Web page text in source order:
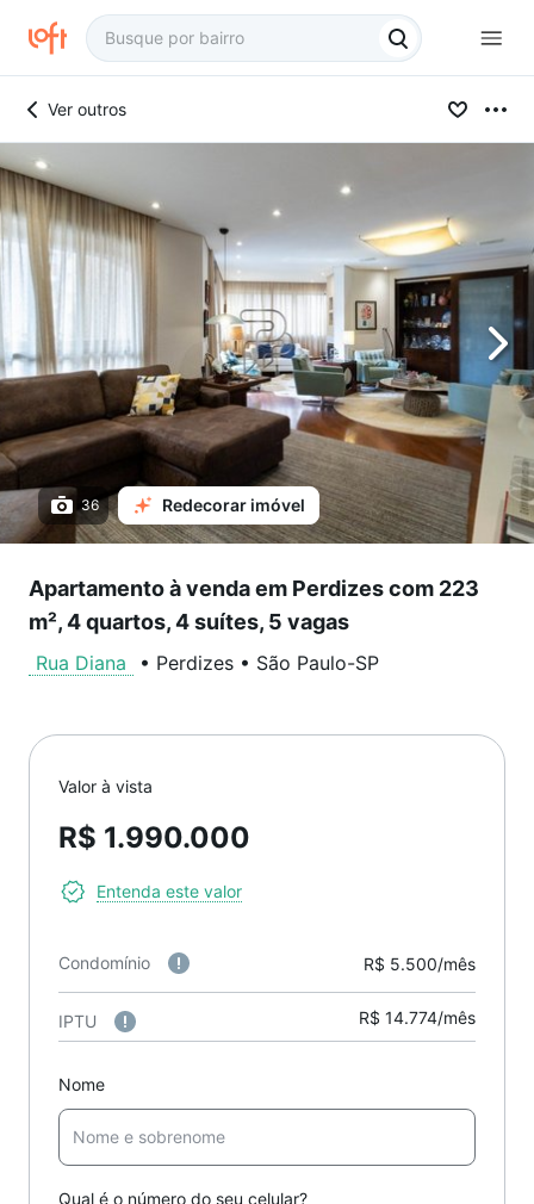
Ver outros
36 Redecorar imóvel
Apartamento à venda em Perdizes com 223
m², 4 quartos, 4 suítes, 5 vagas
Rua Diana • Perdizes • São Paulo-SP
Valor à vista
R$ 1.990.000
Entenda este valor
Condomínio R$ 5.500/mês
IPTU R$ 14.774/mês
Nome
Qual é o número do seu celular?